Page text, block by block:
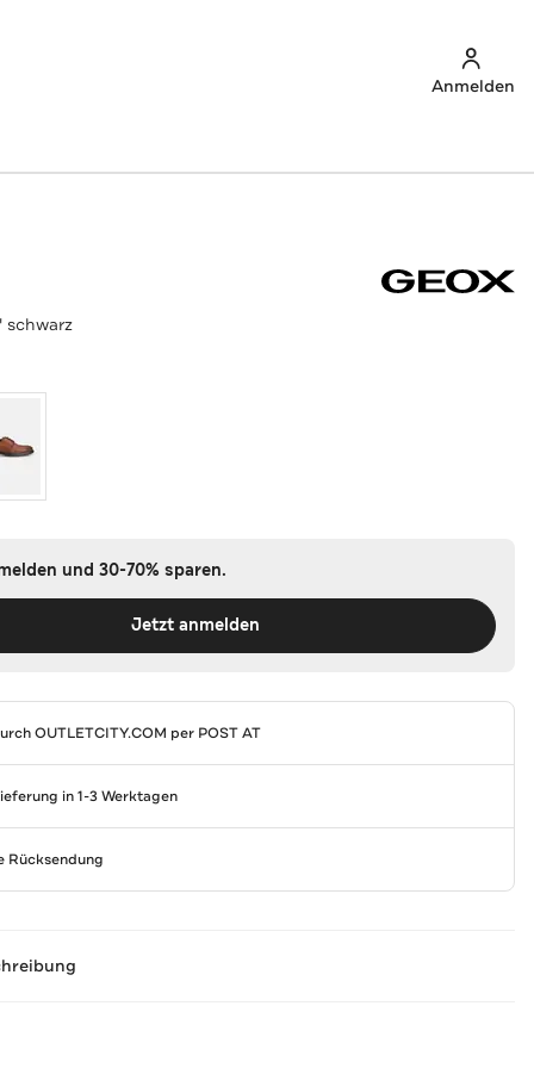
Anmelden
schwarz
und 30-70% sparen.
Jetzt anmelden
OUTLETCITY.COM per POST AT
in 1-3 Werktagen
Rücksendung